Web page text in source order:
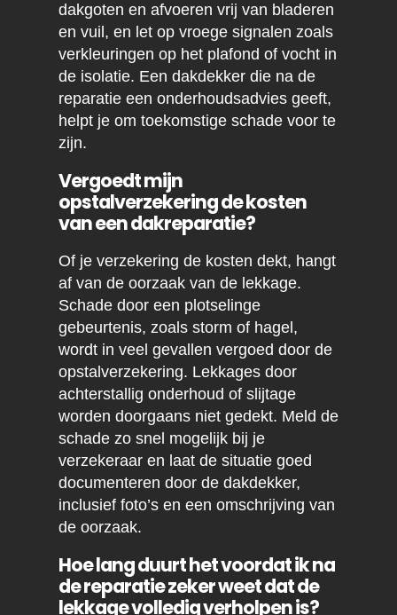
dakgoten en afvoeren vrij van bladeren
en vuil, en let op vroege signalen zoals
verkleuringen op het plafond of vocht in
de isolatie. Een dakdekker die na de
reparatie een onderhoudsadvies geeft,
helpt je om toekomstige schade voor te
zijn.
Vergoedt mijn
opstalverzekering de kosten
van een dakreparatie?
Of je verzekering de kosten dekt, hangt
af van de oorzaak van de lekkage.
Schade door een plotselinge
gebeurtenis, zoals storm of hagel,
wordt in veel gevallen vergoed door de
opstalverzekering. Lekkages door
achterstallig onderhoud of slijtage
worden doorgaans niet gedekt. Meld de
schade zo snel mogelijk bij je
verzekeraar en laat de situatie goed
documenteren door de dakdekker,
inclusief foto’s en een omschrijving van
de oorzaak.
Hoe lang duurt het voordat ik na
de reparatie zeker weet dat de
lekkage volledig verholpen is?